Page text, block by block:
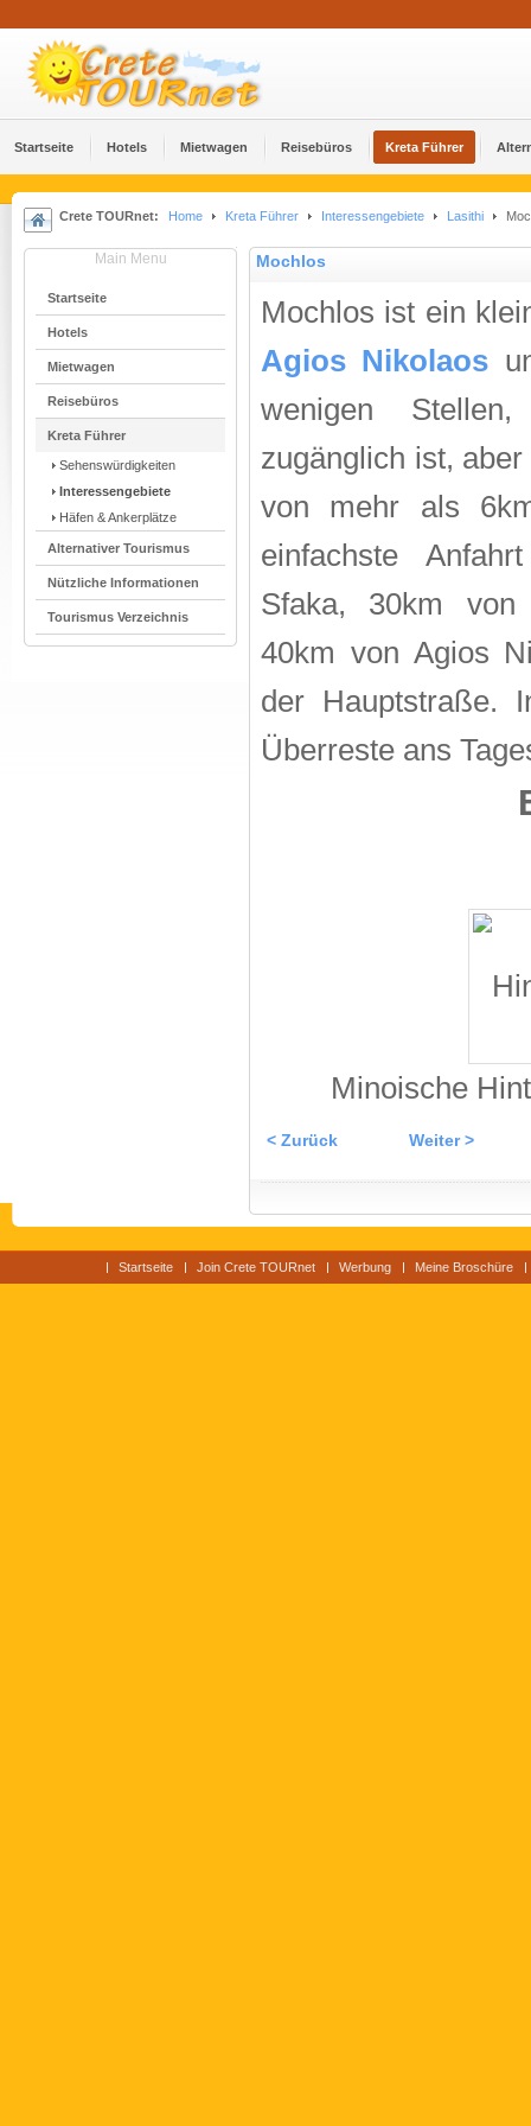
Startseite Hotels Mietwagen Reisebüros Kreta Führer
Crete TOURnet: Home Kreta Führer Interessengebiete Lasithi
Main Menu
Startseite
Hotels
Mietwagen
Reisebüros
Kreta Führer
Sehenswürdigkeiten
Interessengebiete
Häfen & Ankerplätze
Alternativer Tourismus
Nützliche Informationen
Tourismus Verzeichnis
Mochlos
Mochlos ist ein
Agios Nikolaos
wenigen
zugänglich ist,
von mehr als
einfachste
Sfaka, 30km
40km von Agios
der Hauptstraße.
Überreste ans
Minoische
< Zurück Weiter >
Startseite Join Crete TOURnet Werbung Meine Broschüre